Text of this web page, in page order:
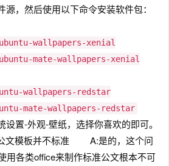
源，然后使用以下命令安装软件包：
wallpapers-xenial
mate-wallpapers-xenial
wallpapers-redstar
mate-wallpapers-redstar
置-外观-壁纸，选择你喜欢的即可。
文模板并不标准 A:是的，这个问
用各类office来制作标准公文根本不可